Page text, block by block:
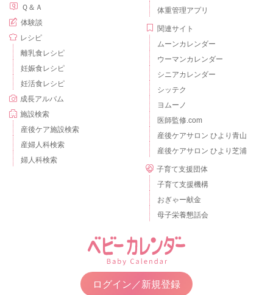
Ｑ＆Ａ
体験談
レシピ
離乳食レシピ
妊娠食レシピ
妊活食レシピ
成長アルバム
施設検索
産後ケア施設検索
産婦人科検索
婦人科検索
体重管理アプリ
関連サイト
ムーンカレンダー
ウーマンカレンダー
シニアカレンダー
シッテク
ヨムーノ
医師監修.com
産後ケアサロン ひより青山
産後ケアサロン ひより芝浦
子育て支援団体
子育て支援機構
おぎゃー献金
母子栄養懇話会
ログイン／新規登録